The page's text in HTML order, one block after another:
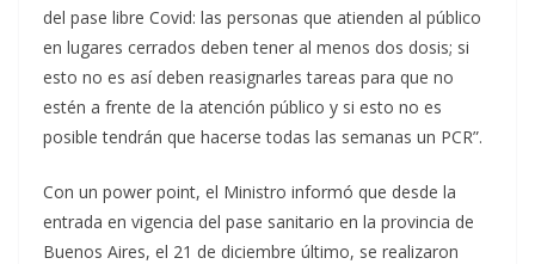
del pase libre Covid: las personas que atienden al público
en lugares cerrados deben tener al menos dos dosis; si
esto no es así deben reasignarles tareas para que no
estén a frente de la atención público y si esto no es
posible tendrán que hacerse todas las semanas un PCR”.
Con un power point, el Ministro informó que desde la
entrada en vigencia del pase sanitario en la provincia de
Buenos Aires, el 21 de diciembre último, se realizaron